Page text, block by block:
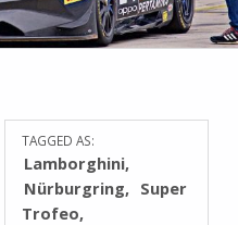
TAGGED AS:
Lamborghini
Nürburgring
Super
Trofeo